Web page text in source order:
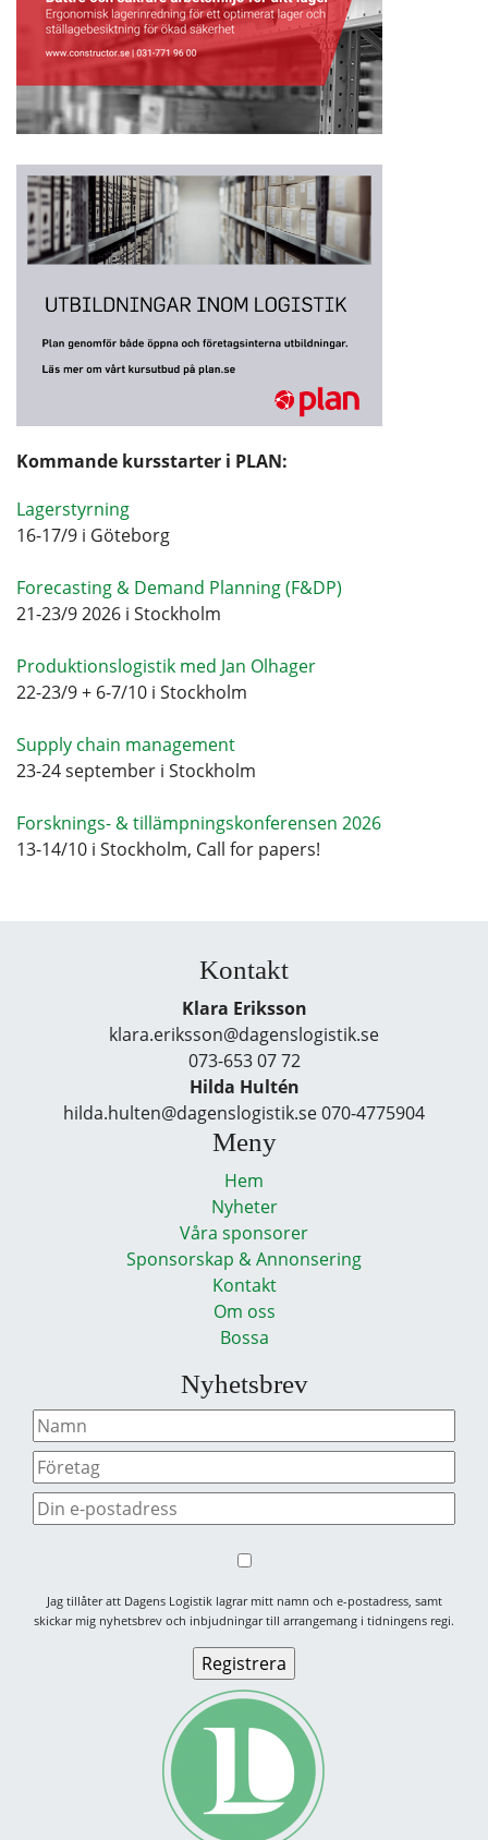
Kommande kursstarter i PLAN:
Lagerstyrning
16-17/9 i Göteborg
Forecasting & Demand Planning (F&DP)
21-23/9 2026 i Stockholm
Produktionslogistik med Jan Olhager
22-23/9 + 6-7/10 i Stockholm
Supply chain management
23-24 september i Stockholm
Forsknings- & tillämpningskonferensen 2026
13-14/10 i Stockholm, Call for papers!
Kontakt
Klara Eriksson
klara.eriksson@dagenslogistik.se
073-653 07 72
Hilda Hultén
hilda.hulten@dagenslogistik.se 070-4775904
Meny
Hem
Nyheter
Våra sponsorer
Sponsorskap & Annonsering
Kontakt
Om oss
Bossa
Nyhetsbrev
Jag tillåter att Dagens Logistik lagrar mitt namn och e-postadress, samt
skickar mig nyhetsbrev och inbjudningar till arrangemang i tidningens regi.